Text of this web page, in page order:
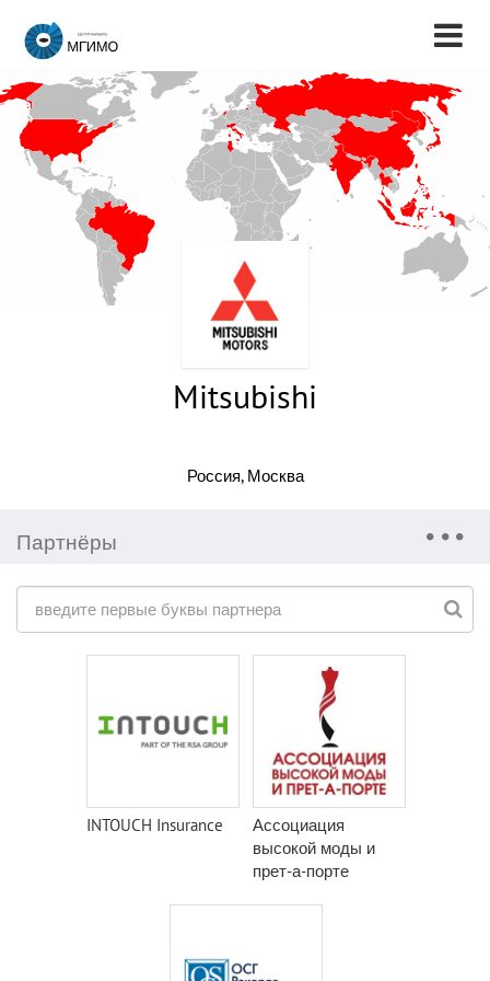
Mitsubishi
Россия, Москва
Партнёры
INTOUCH Insurance
Ассоциация
высокой моды и
прет-а-порте